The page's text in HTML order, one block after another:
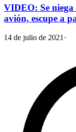
VIDEO: Se niega
avión, escupe a
14 de julio de 2021 ·